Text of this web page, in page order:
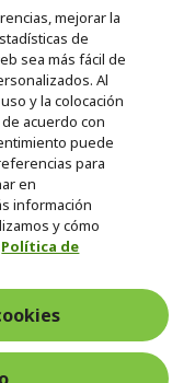
de los
según RD.
pilas y baterías, según
Adherida a los
y ecoembes.
mejorar la
de
sea más fácil de
Al
y la colocación
acuerdo con
puede
para
en
información
y cómo
Política de